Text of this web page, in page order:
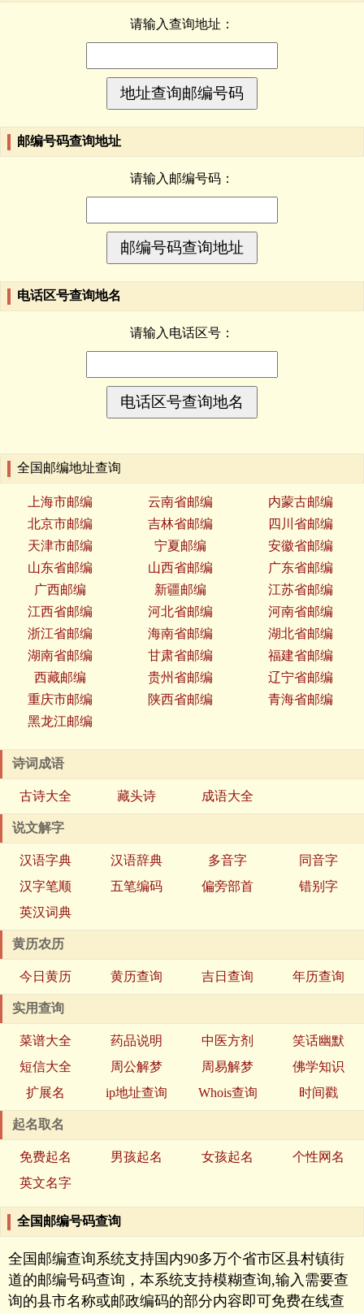
请输入查询地址：
邮编号码查询地址
请输入邮编号码：
电话区号查询地名
请输入电话区号：
全国邮编地址查询
上海市邮编 云南省邮编
内蒙古邮编
北京市邮编
吉林省邮编
四川省邮编
天津市邮编
宁夏邮编
安徽省邮编
山东省邮编
山西省邮编
广东省邮编
广西邮编
新疆邮编
江苏省邮编
江西省邮编
河北省邮编
河南省邮编
浙江省邮编
海南省邮编
湖北省邮编
湖南省邮编
甘肃省邮编
福建省邮编
西藏邮编
贵州省邮编
辽宁省邮编
重庆市邮编
陕西省邮编
青海省邮编
黑龙江邮编
诗词成语
古诗大全 藏头诗 成语大全
说文解字
汉语字典 汉语辞典 多音字
同音字
汉字笔顺
五笔编码 偏旁部首
错别字
英汉词典
黄历农历
今日黄历 黄历查询 吉日查询 年历查询
实用查询
菜谱大全 药品说明 中医方剂
笑话幽默
短信大全
周公解梦 周易解梦
佛学知识
扩展名
ip地址查询 Whois查询 时间戳
起名取名
免费起名 男孩起名 女孩起名
个性网名
英文名字
全国邮编号码查询
全国邮编查询系统支持国内90多万个省市区县村镇街
道的邮编号码查询，本系统支持模糊查询,输入需要查
询的县市名称或邮政编码的部分内容即可免费在线查